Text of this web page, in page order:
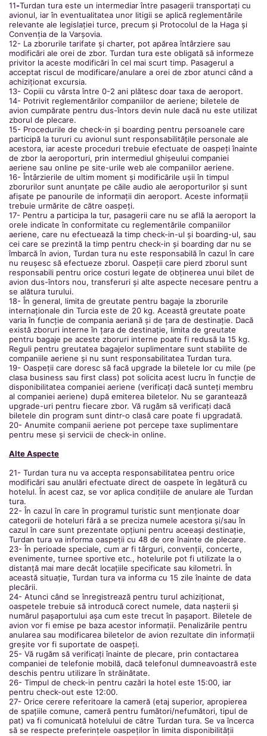
11-Turdan tura este un intermediar între pasagerii transportați cu
avionul, iar în eventualitatea unor litigii se aplică reglementările
relevante ale legislației turce, precum și Protocolul de la Haga și
Convenția de la Varșovia.
12- La zborurile tarifate și charter, pot apărea întârziere sau
modificări ale orei de zbor. Turdan tura este obligată să informeze
privitor la aceste modificări în cel mai scurt timp. Pasagerul a
acceptat riscul de modificare/anulare a orei de zbor atunci când a
achiziționat excursia.
13- Copiii cu vârsta între 0-2 ani plătesc doar taxa de aeroport.
14- Potrivit reglementărilor companiilor de aeriene; biletele de
avion cumpărate pentru dus-întors devin nule dacă nu este utilizat
zborul de plecare.
15- Procedurile de check-in și boarding pentru persoanele care
participă la tururi cu avionul sunt responsabilitățile personale ale
acestora, iar aceste proceduri trebuie efectuate de oaspeți înainte
de zbor la aeroporturi, prin intermediul ghișeului companiei
aeriene sau online pe site-urile web ale companiilor aeriene.
16- Întârzierile de ultim moment și modificările ușii în timpul
zborurilor sunt anunțate pe căile audio ale aeroporturilor și sunt
afișate pe panourile de informații din aeroport. Aceste informații
trebuie urmărite de către oaspeți.
17- Pentru a participa la tur, pasagerii care nu se află la aeroport la
orele indicate în conformitate cu reglementările companiilor
aeriene, care nu efectuează la timp check-in-ul și boarding-ul, sau
cei care se prezintă la timp pentru check-in și boarding dar nu se
îmbarcă în avion, Turdan tura nu este responsabilă în cazul în care
nu reușesc să efectueze zborul. Oaspeții care pierd zborul sunt
responsabili pentru orice costuri legate de obținerea unui bilet de
avion dus-întors nou, transferuri și alte aspecte necesare pentru a
se alătura turului.
18- În general, limita de greutate pentru bagaje la zborurile
internaționale din Turcia este de 20 kg. Această greutate poate
varia în funcție de compania aeriană și de țara de destinație. Dacă
există zboruri interne în țara de destinație, limita de greutate
pentru bagaje pe aceste zboruri interne poate fi redusă la 15 kg.
Reguli pentru greutatea bagajelor suplimentare sunt stabilite de
companiile aeriene și nu sunt responsabilitatea Turdan tura.
19- Oaspeții care doresc să facă upgrade la biletele lor cu mile (pe
clasa business sau first class) pot solicita acest lucru în funcție de
disponibilitatea companiei aeriene (verificați dacă sunteți membru
al companiei aeriene) după emiterea biletelor. Nu se garantează
upgrade-uri pentru fiecare zbor. Vă rugăm să verificați dacă
biletele din program sunt dintr-o clasă care poate fi upgradată.
20- Anumite companii aeriene pot percepe taxe suplimentare
pentru mese și servicii de check-in online.
Alte Aspecte
21- Turdan tura nu va accepta responsabilitatea pentru orice
modificări sau anulări efectuate direct de oaspete în legătură cu
hotelul. În acest caz, se vor aplica condițiile de anulare ale Turdan
tura.
22- În cazul în care în programul turistic sunt menționate doar
categorii de hoteluri fără a se preciza numele acestora și/sau în
cazul în care sunt prezentate opțiuni pentru aceeași destinație,
Turdan tura va informa oaspeții cu 48 de ore înainte de plecare.
23- În perioade speciale, cum ar fi târguri, convenții, concerte,
evenimente, turnee sportive etc., hotelurile pot fi utilizate la o
distanță mai mare decât locațiile specificate sau kilometri. În
această situație, Turdan tura va informa cu 15 zile înainte de data
plecării.
24- Atunci când se înregistrează pentru turul achiziționat,
oaspetele trebuie să introducă corect numele, data nașterii și
numărul pașaportului așa cum este trecut în pașaport. Biletele de
avion vor fi emise pe baza acestor informații. Penalizările pentru
anularea sau modificarea biletelor de avion rezultate din informații
greșite vor fi suportate de oaspeți.
25- Vă rugăm să verificați înainte de plecare, prin contactarea
companiei de telefonie mobilă, dacă telefonul dumneavoastră este
deschis pentru utilizare în străinătate.
26- Timpul de check-in pentru cazări la hotel este 15:00, iar
pentru check-out este 12:00.
27- Orice cerere referitoare la cameră (etaj superior, apropierea
de spațiile comune, cameră pentru fumători/nefumători, tipul de
pat) va fi comunicată hotelului de către Turdan tura. Se va încerca
să se respecte preferințele oaspeților în limita disponibilității